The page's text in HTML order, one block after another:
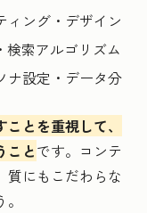
ィング・デザイン
検索アルゴリズム
ナ設定・データ分
とを重視して、
ことです。コンテ
質にもこだわらな